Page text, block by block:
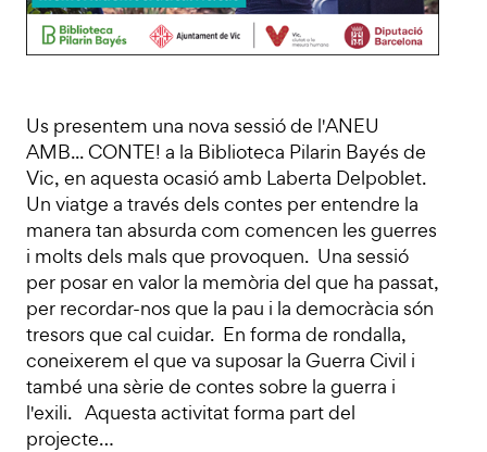
Us presentem una nova sessió de l'ANEU
AMB... CONTE! a la Biblioteca Pilarin Bayés de
Vic, en aquesta ocasió amb Laberta Delpoblet.
Un viatge a través dels contes per entendre la
manera tan absurda com comencen les guerres
i molts dels mals que provoquen. Una sessió
per posar en valor la memòria del que ha passat,
per recordar-nos que la pau i la democràcia són
tresors que cal cuidar. En forma de rondalla,
coneixerem el que va suposar la Guerra Civil i
també una sèrie de contes sobre la guerra i
l'exili. Aquesta activitat forma part del
projecte…